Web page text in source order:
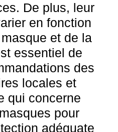
De plus, leur
en fonction
et de la
essentiel de
des
locales et
qui concerne
pour
adéquate